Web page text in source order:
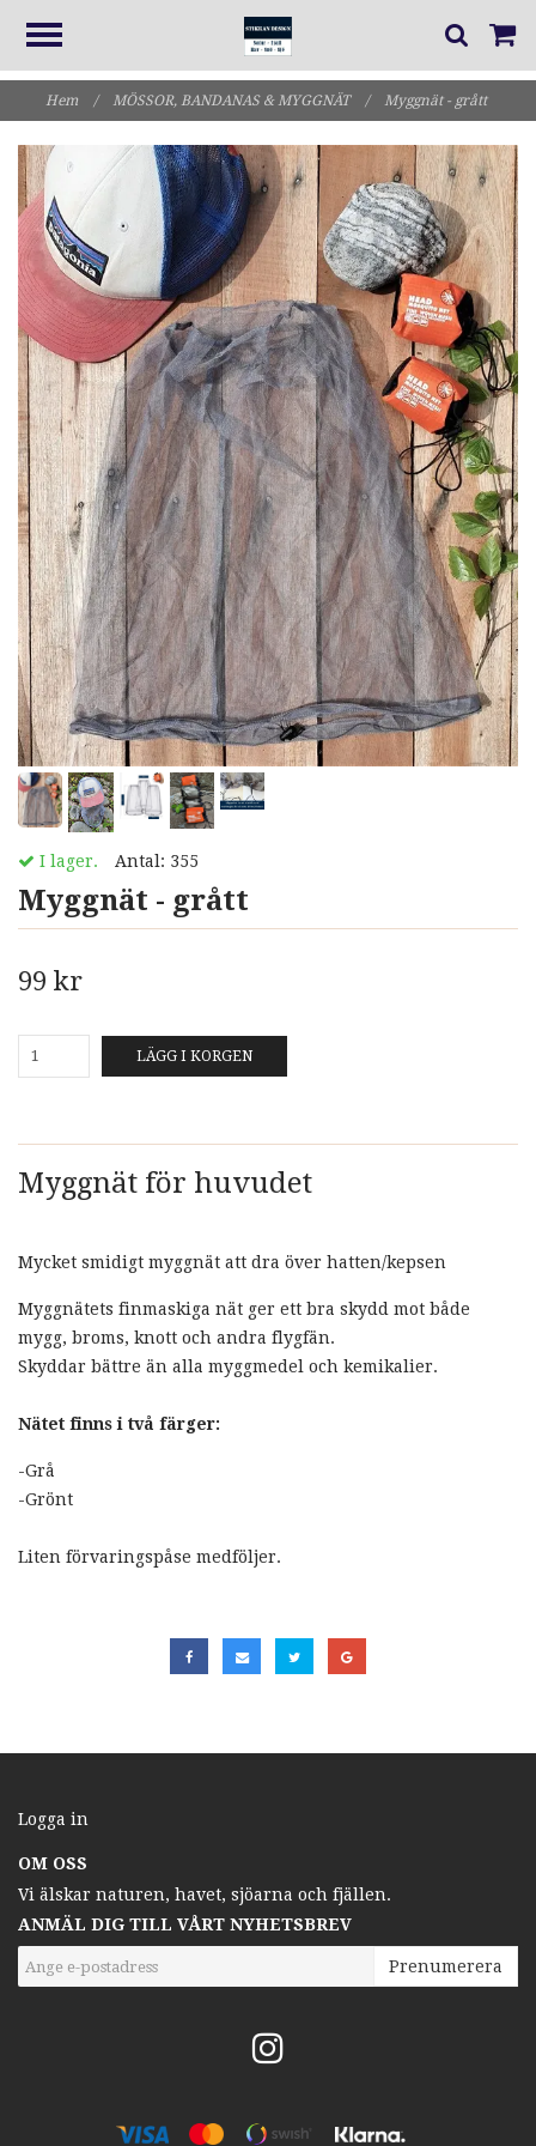
Hem / MÖSSOR, BANDANAS & MYGGNÄT / Myggnät - grått
I lager. Antal: 355
Myggnät - grått
99 kr
LÄGG I KORGEN
Myggnät för huvudet
Mycket smidigt myggnät att dra över hatten/kepsen
Myggnätets finmaskiga nät ger ett bra skydd mot både
mygg, broms, knott och andra flygfän.
Skyddar bättre än alla myggmedel och kemikalier.
Nätet finns i två färger:
-Grå
-Grönt
Liten förvaringspåse medföljer.
Logga in
OM OSS
Vi älskar naturen, havet, sjöarna och fjällen.
ANMÄL DIG TILL VÅRT NYHETSBREV
Prenumerera